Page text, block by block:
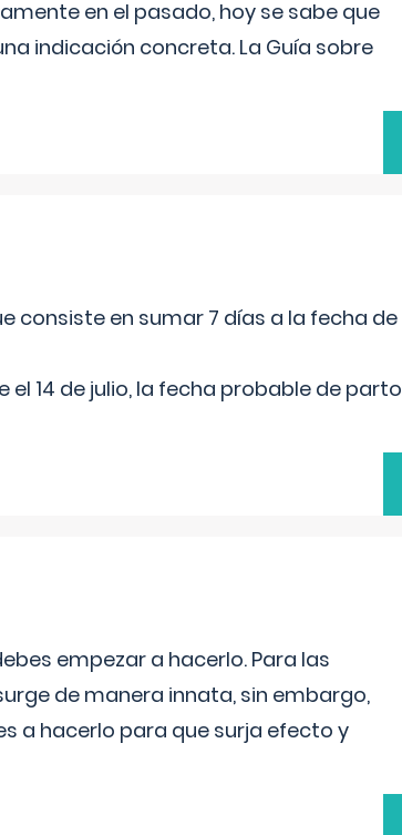
en el pasado, hoy se sabe que
indicación concreta. La Guía sobre
consiste en sumar 7 días a la fecha de
14 de julio, la fecha probable de parto
empezar a hacerlo. Para las
de manera innata, sin embargo,
a hacerlo para que surja efecto y